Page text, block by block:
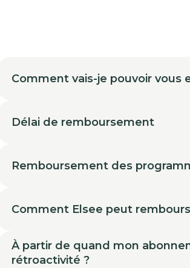
Comment vais-je pouvoir vous
Délai de remboursement
Remboursement des
Comment Elsee peut
À partir de quand mon
rétroactivité ?